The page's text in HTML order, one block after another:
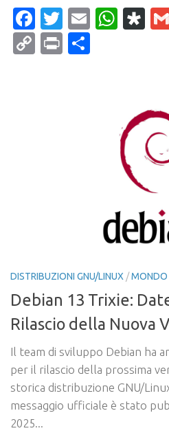
Facebook
Twitter
Email
CopyPrint
DISTRIBUZIONI GNU/LINUX /MONDO
Debian 13 Trixie:
Rilascio della Nuova
Il team di sviluppo Debian ha
per il rilascio della prossima
storica distribuzione GNU/
messaggio ufficiale è stato
2025...